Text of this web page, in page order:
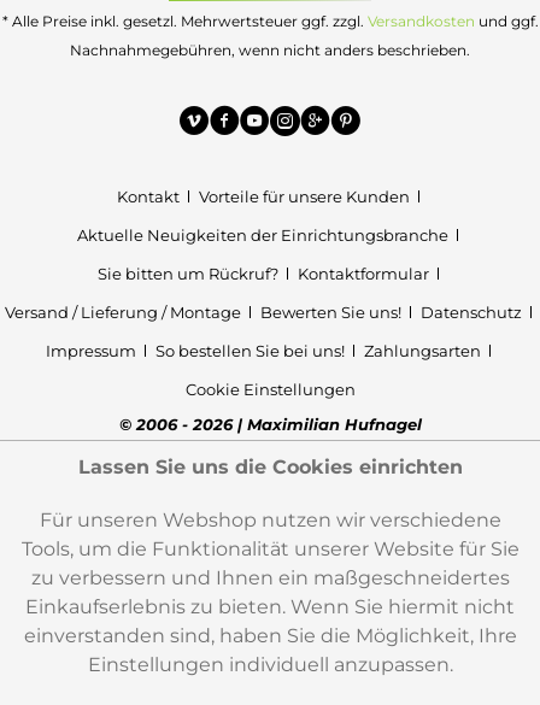
* Alle Preise inkl. gesetzl. Mehrwertsteuer ggf. zzgl. Versandkosten und ggf.
Nachnahmegebühren, wenn nicht anders beschrieben.
Kontakt
Vorteile für unsere Kunden
Aktuelle Neuigkeiten der Einrichtungsbranche
Sie bitten um Rückruf?
Kontaktformular
Versand / Lieferung / Montage
Bewerten Sie uns!
Datenschutz
Impressum
So bestellen Sie bei uns!
Zahlungsarten
Cookie Einstellungen
© 2006 - 2026 | Maximilian Hufnagel
Lassen Sie uns die Cookies einrichten
Für unseren Webshop nutzen wir verschiedene
Tools, um die Funktionalität unserer Website für Sie
zu verbessern und Ihnen ein maßgeschneidertes
Einkaufserlebnis zu bieten. Wenn Sie hiermit nicht
einverstanden sind, haben Sie die Möglichkeit, Ihre
Einstellungen individuell anzupassen.